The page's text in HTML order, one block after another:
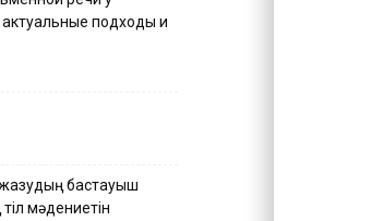
подходы и
бастауыш
мәдениетін